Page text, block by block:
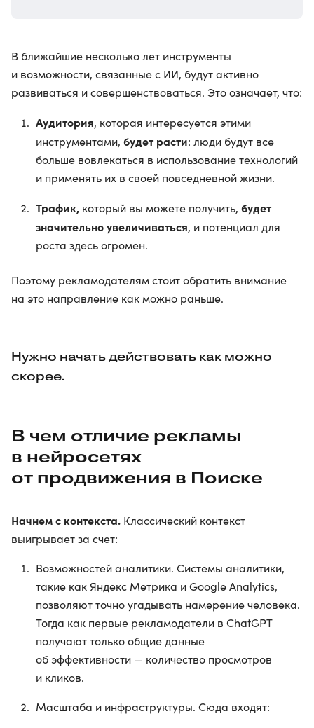
В ближайшие несколько лет инструменты
и возможности, связанные с ИИ, будут активно
развиваться и совершенствоваться. Это означает, что:
Аудитория, которая интересуется этими
инструментами, будет расти: люди будут все
больше вовлекаться в использование технологий
и применять их в своей повседневной жизни.
Трафик, который вы можете получить, будет
значительно увеличиваться, и потенциал для
роста здесь огромен.
Поэтому рекламодателям стоит обратить внимание
на это направление как можно раньше.
Нужно начать действовать как можно
скорее.
В чем отличие рекламы
в нейросетях
от продвижения в Поиске
Начнем с контекста. Классический контекст
выигрывает за счет:
Возможностей аналитики. Системы аналитики,
такие как Яндекс Метрика и Google Analytics,
позволяют точно угадывать намерение человека.
Тогда как первые рекламодатели в ChatGPT
получают только общие данные
об эффективности — количество просмотров
и кликов.
Масштаба и инфраструктуры. Сюда входят: